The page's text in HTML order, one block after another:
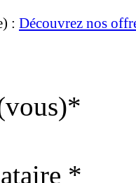
: Découvrez nos
*
*